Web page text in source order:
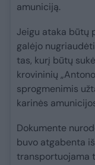
amuniciją.
Jeigu ataka būtų
galėjo
tas, kurį būtų
krovininių
sprogmenimis
karinės
Dokumente
buvo atgabenta
transportuojama